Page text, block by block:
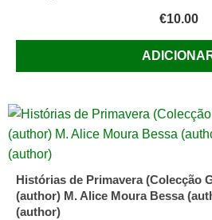
€10.00
Histórias de Primavera (Colecção
(author) M. Alice Moura Bessa
(author)